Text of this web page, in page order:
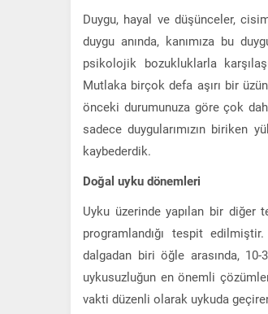
Duygu, hayal ve düşünceler,
duygu anında, kanımıza bu
psikolojik bozukluklarla
Mutlaka birçok defa aşırı bir
önceki durumunuza göre çok
sadece duygularımızın biriken
kaybederdik.
Doğal uyku dönemleri
Uyku üzerinde yapılan bir diğer
programlandığı tespit
dalgadan biri öğle arasında,
uykusuzluğun en önemli
vakti düzenli olarak uykuda